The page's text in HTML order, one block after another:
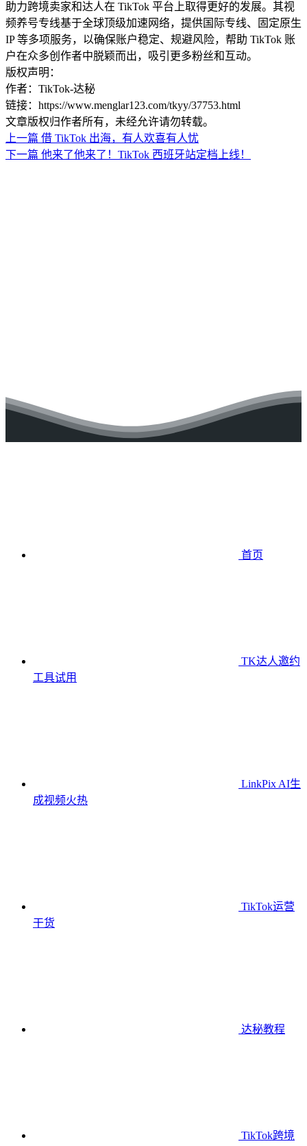
助力跨境卖家和达人在 TikTok 平台上取得更好的发展。其视
频养号专线基于全球顶级加速网络，提供国际专线、固定原生
IP 等多项服务，以确保账户稳定、规避风险，帮助 TikTok 账
户在众多创作者中脱颖而出，吸引更多粉丝和互动。
版权声明：
作者：TikTok-达秘
链接：https://www.menglar123.com/tkyy/37753.html
文章版权归作者所有，未经允许请勿转载。
上一篇 借 TikTok 出海，有人欢喜有人忧
下一篇 他来了他来了！TikTok 西班牙站定档上线！
首页
TK达人邀约
工具试用
LinkPix AI生
成视频火热
TikTok运营
干货
达秘教程
TikTok跨境